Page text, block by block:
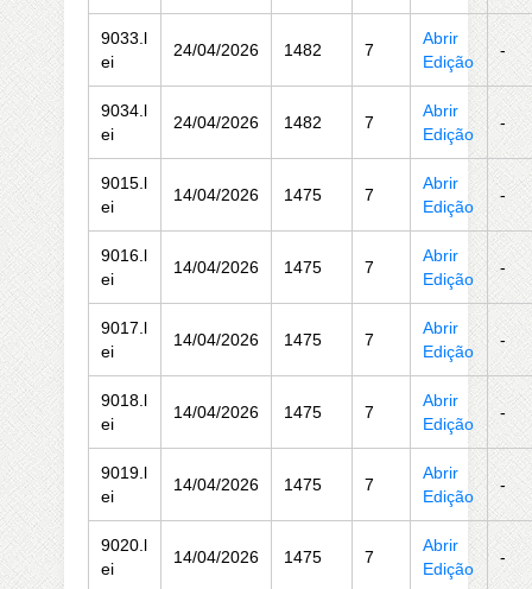
9033.l
ei
24/04/2026 1482 7
Abrir
Edição
-
9034.l
ei
24/04/2026 1482 7
Abrir
Edição
-
9015.l
ei
14/04/2026 1475 7
Abrir
Edição
-
9016.l
ei
14/04/2026 1475 7
Abrir
Edição
-
9017.l
ei
14/04/2026 1475 7
Abrir
Edição
-
9018.l
ei
14/04/2026 1475 7
Abrir
Edição
-
9019.l
ei
14/04/2026 1475 7
Abrir
Edição
-
9020.l
ei
14/04/2026 1475 7
Abrir
Edição
-